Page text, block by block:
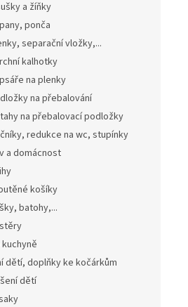
a žíňky
ponča
separační vložky,...
kalhotky
na plenky
na přebalování
na přebalovací podložky
redukce na wc, stupínky
a domácnost
košíky
batohy,...
kuchyně
dětí, doplňky ke kočárkům
dětí